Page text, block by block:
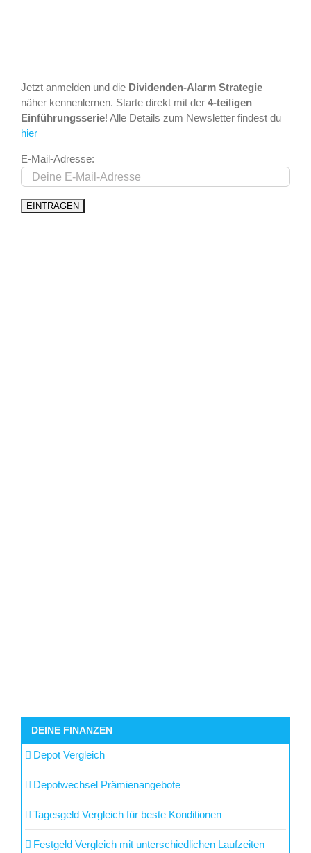
Jetzt anmelden und die Dividenden-Alarm Strategie
näher kennenlernen. Starte direkt mit der 4-teiligen
Einführungsserie! Alle Details zum Newsletter findest du
hier
E-Mail-Adresse:
DEINE FINANZEN
Depot Vergleich
Depotwechsel Prämienangebote
Tagesgeld Vergleich für beste Konditionen
Festgeld Vergleich mit unterschiedlichen Laufzeiten